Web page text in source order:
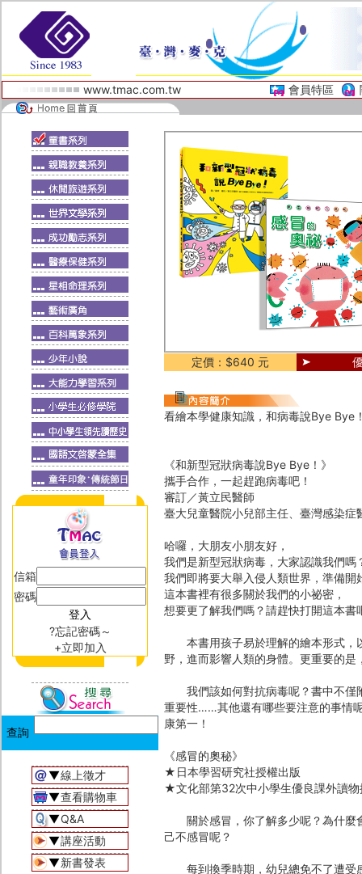
www.tmac.com.tw 會員特區
信箱
密碼
?忘記密碼～
+立即加入
▼線上徵才
▼查看購物車
▼Q&A
▼講座活動
▼新書發表
定價：$640 元
看繪本學健康知識，和病毒說Bye Bye
《和新型冠狀病毒說Bye Bye！》
攜手合作，一起趕跑病毒吧！
審訂／黃立民醫師
臺大兒童醫院小兒部主任、臺灣感染症
哈囉，大朋友小朋友好，
我們是新型冠狀病毒，大家認識我們嗎
我們即將要大舉入侵人類世界，準備開
這本書裡有很多關於我們的小祕密，
想要更了解我們嗎？請趕快打開這本書
本書用孩子易於理解的繪本形式，
野，進而影響人類的身體。更重要的
我們該如何對抗病毒呢？書中不僅
重要性……其他還有哪些要注意的事情
康第一！
《感冒的奧秘》
★日本學習研究社授權出版
★文化部第32次中小學生優良課外讀物
關於感冒，你了解多少呢？為什麼
己不感冒呢？
每到換季時期，幼兒總免不了遭受